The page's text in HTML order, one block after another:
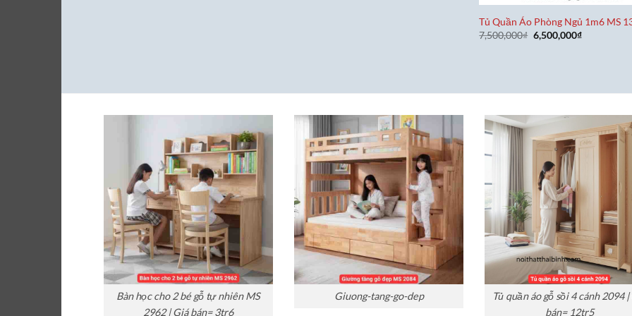
Tủ Quần Áo Phòng Ngủ 1m6 MS
7,500,000₫ Giá
gốc
6,500,000₫Giá
Bàn học cho 2 bé gỗ tự nhiên MS
2962 | Giá bán= 3tr6
Giuong-tang-go-dep
Tủ quần áo gỗ sồi 4 cánh 2094 |
bán= 12tr5